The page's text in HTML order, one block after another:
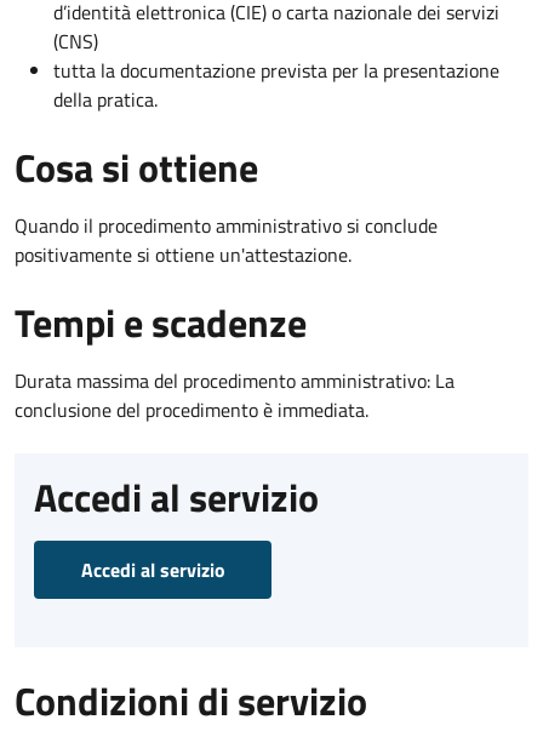
d’identità elettronica (CIE) o carta nazionale dei servizi
(CNS)
tutta la documentazione prevista per la presentazione
della pratica.
Cosa si ottiene
Quando il procedimento amministrativo si conclude
positivamente si ottiene un'attestazione.
Tempi e scadenze
Durata massima del procedimento amministrativo: La
conclusione del procedimento è immediata.
Accedi al servizio
Accedi al servizio
Condizioni di servizio